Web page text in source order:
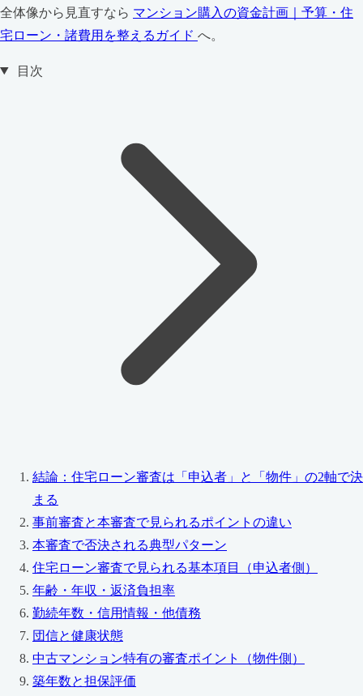
全体像から見直すなら マンション購入の資金計画｜予算・住
宅ローン・諸費用を整えるガイド へ。
目次
結論：住宅ローン審査は「申込者」と「物件」の2軸で決
まる
事前審査と本審査で見られるポイントの違い
本審査で否決される典型パターン
住宅ローン審査で見られる基本項目（申込者側）
年齢・年収・返済負担率
勤続年数・信用情報・他債務
団信と健康状態
中古マンション特有の審査ポイント（物件側）
築年数と担保評価